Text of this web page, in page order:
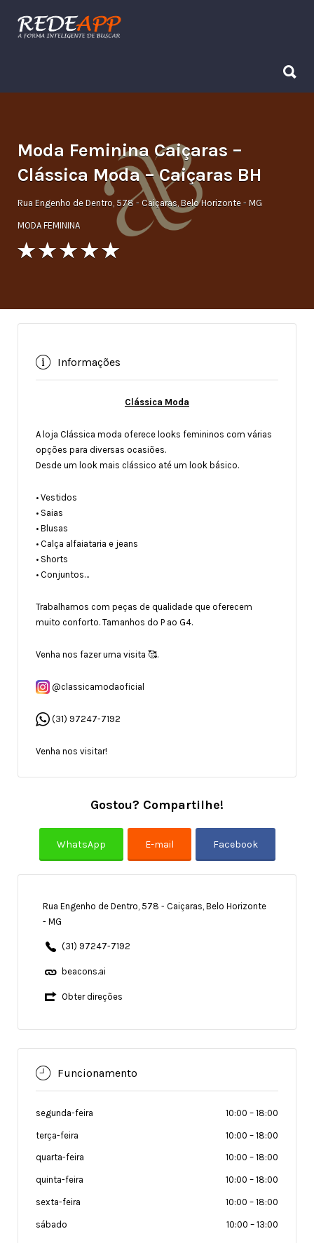
Procurar:
Moda Feminina Caiçaras –
Clássica Moda – Caiçaras BH
Rua Engenho de Dentro, 578 - Caiçaras, Belo Horizonte - MG
MODA FEMININA
Informações
Clássica Moda
A loja Clássica moda oferece looks femininos com várias
opções para diversas ocasiões.
Desde um look mais clássico até um look básico.
• Vestidos
• Saias
• Blusas
• Calça alfaiataria e jeans
• Shorts
• Conjuntos…
Trabalhamos com peças de qualidade que oferecem
muito conforto. Tamanhos do P ao G4.
Venha nos fazer uma visita 🥰.
@classicamodaoficial
(31) 97247-7192
Venha nos visitar!
Gostou? Compartilhe!
Rua Engenho de Dentro, 578 - Caiçaras, Belo Horizonte
- MG
(31) 97247-7192
beacons.ai
Obter direções
Funcionamento
segunda-feira 10:00 – 18:00
terça-feira 10:00 – 18:00
quarta-feira 10:00 – 18:00
quinta-feira 10:00 – 18:00
sexta-feira 10:00 – 18:00
sábado 10:00 – 13:00